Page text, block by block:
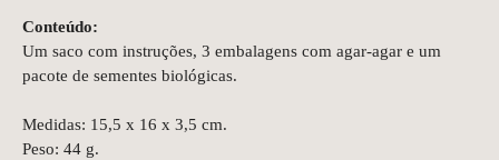
Conteúdo:
Um saco com instruções, 3 embalagens com agar-agar e um
pacote de sementes biológicas.
Medidas: 15,5 x 16 x 3,5 cm.
Peso: 44 g.